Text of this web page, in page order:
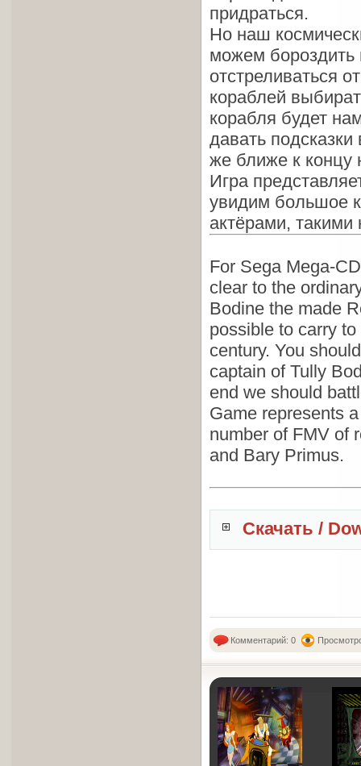
придраться.
Но наш
можем бороздить
отстреливаться
кораблей
корабля будет
давать
же ближе к концу
Игра
увидим большое
актёрами, такими
For Sega Mega-
clear to the
Bodine the made
possible to carry
century. You
captain of Tully
end we should
Game represents
number of FMV of
and Bary Primus.
Скачать /
Комментарий: 0